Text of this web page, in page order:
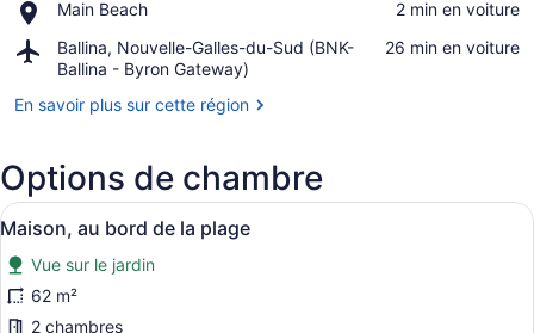
Byron
Market
Main Beach
Place,
Beach
‪2 min en voiture‬
Ballina, Nouvelle-Galles-du-Sud (BNK-
Ballina - Byron Gateway)
Airport,
Ballina,
Galles-
(BNK-
Ballina
Byron
Gateway)
‪26 min en voiture‬
En savoir plus sur cette région
Options de chambre
Afficher
toutes
les
photos
pour
Un salon moderne avec un
17
Maison, au bord de la plage
Vue sur le jardin
62 m²
2 chambres